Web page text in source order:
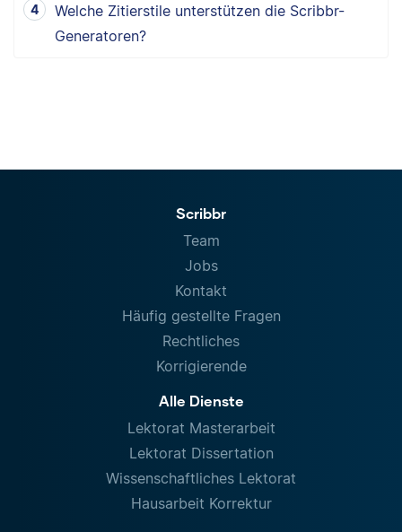
Welche Zitierstile unterstützen die Scribbr-
Generatoren?
Scribbr
Team
Jobs
Kontakt
Häufig gestellte Fragen
Rechtliches
Korrigierende
Alle Dienste
Lektorat Masterarbeit
Lektorat Dissertation
Wissenschaftliches Lektorat
Hausarbeit Korrektur